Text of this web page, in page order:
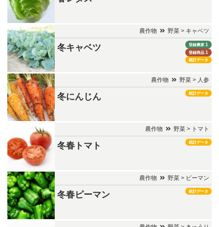
農作物 野菜 > キャベツ
登録農家 1
登録商品 1
統計データ
冬キャベツ
農作物 野菜 > 人参
統計データ
冬にんじん
農作物 野菜 > トマト
統計データ
冬春トマト
農作物 野菜 > ピーマン
統計データ
冬春ピーマン